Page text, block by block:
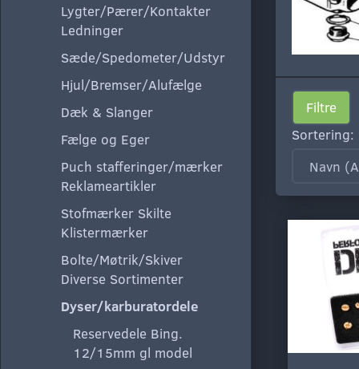
Lygter/Pærer/Kontakter
Ledninger
Sæde/Spedometer/Udstyr
Hjul/Bremser/Alufælge
Dæk & Slanger
Fælge og Eger
Puch stafferinger/mærker
Reklameartikler
Stofmærker Skilte
Klistermærker
Bolte/Møtrik/Skiver
Diverse Sortimenter
Dyser/karburatordele
Reservedele Bing.
12/15mm gl model
Filtre
Sortering: